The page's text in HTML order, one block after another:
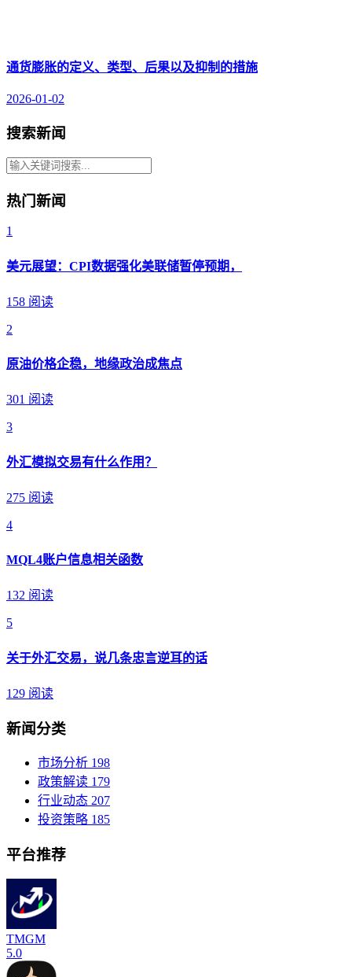
通货膨胀的定义、类型、后果以及抑制的措施
2026-01-02
搜索新闻
热门新闻
1
美元展望：CPI数据强化美联储暂停预期，
158 阅读
2
原油价格企稳，地缘政治成焦点
301 阅读
3
外汇模拟交易有什么作用？
275 阅读
4
MQL4账户信息相关函数
132 阅读
5
关于外汇交易，说几条忠言逆耳的话
129 阅读
新闻分类
市场分析 198
政策解读 179
行业动态 207
投资策略 185
平台推荐
TMGM
5.0